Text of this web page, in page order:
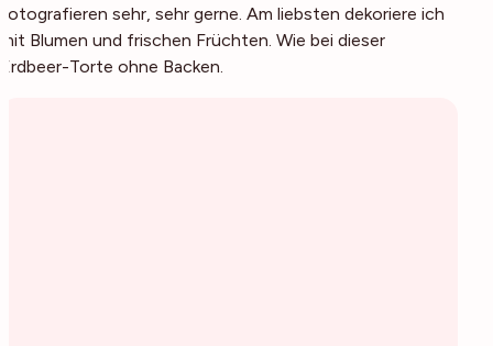
fotografieren sehr, sehr gerne. Am liebsten dekoriere ich
mit Blumen und frischen Früchten. Wie bei dieser
Erdbeer-Torte ohne Backen.